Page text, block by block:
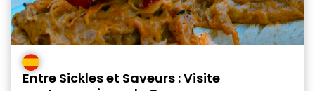
Entre Sickles et Saveurs : Visite